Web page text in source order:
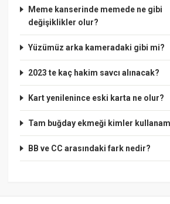
Meme kanserinde memede ne gibi
değişiklikler olur?
Yüzümüz arka kameradaki gibi mi?
2023 te kaç hakim savcı alınacak?
Kart yenilenince eski karta ne olur?
Tam buğday ekmeği kimler
BB ve CC arasındaki fark nedir?